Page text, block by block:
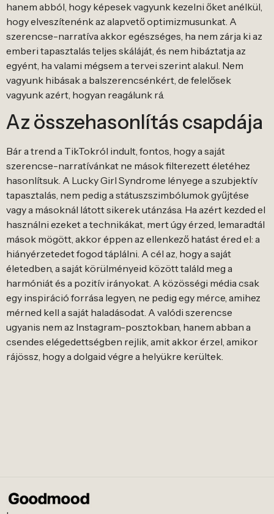
hanem abból, hogy képesek vagyunk kezelni őket anélkül,
hogy elveszítenénk az alapvető optimizmusunkat. A
szerencse-narratíva akkor egészséges, ha nem zárja ki az
emberi tapasztalás teljes skáláját, és nem hibáztatja az
egyént, ha valami mégsem a tervei szerint alakul. Nem
vagyunk hibásak a balszerencsénkért, de felelősek
vagyunk azért, hogyan reagálunk rá.
Az összehasonlítás csapdája
Bár a trend a TikTokról indult, fontos, hogy a saját
szerencse-narratívánkat ne mások filterezett életéhez
hasonlítsuk. A Lucky Girl Syndrome lényege a szubjektív
tapasztalás, nem pedig a státuszszimbólumok gyűjtése
vagy a másoknál látott sikerek utánzása. Ha azért kezded el
használni ezeket a technikákat, mert úgy érzed, lemaradtál
mások mögött, akkor éppen az ellenkező hatást éred el: a
hiányérzetedet fogod táplálni. A cél az, hogy a saját
életedben, a saját körülményeid között találd meg a
harmóniát és a pozitív irányokat. A közösségi média csak
egy inspiráció forrása legyen, ne pedig egy mérce, amihez
mérned kell a saját haladásodat. A valódi szerencse
ugyanis nem az Instagram-posztokban, hanem abban a
csendes elégedettségben rejlik, amit akkor érzel, amikor
rájössz, hogy a dolgaid végre a helyükre kerültek.